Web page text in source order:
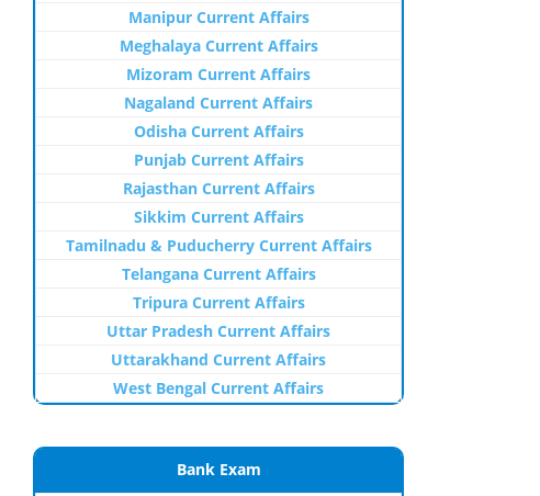
Manipur Current Affairs
Meghalaya Current Affairs
Mizoram Current Affairs
Nagaland Current Affairs
Odisha Current Affairs
Punjab Current Affairs
Rajasthan Current Affairs
Sikkim Current Affairs
Tamilnadu & Puducherry Current Affairs
Telangana Current Affairs
Tripura Current Affairs
Uttar Pradesh Current Affairs
Uttarakhand Current Affairs
West Bengal Current Affairs
Bank Exam